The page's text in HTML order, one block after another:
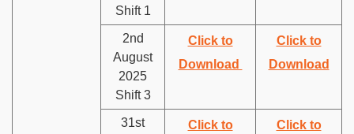
Shift 1
2nd
August
2025
Shift 3
Click to
Download
Click to
Download
31st
Click to
Click to